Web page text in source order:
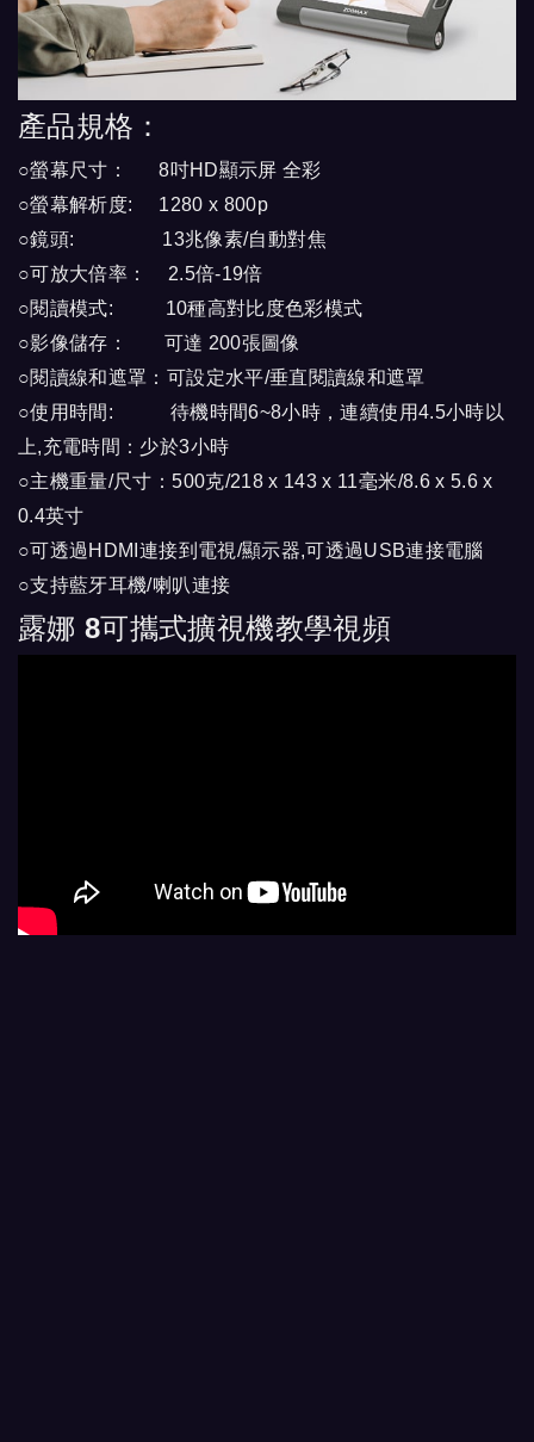
產品規格：
○螢幕尺寸： 8吋HD顯示屏 全彩
○螢幕解析度: 1280 x 800p
○鏡頭: 13兆像素/自動對焦
○可放大倍率： 2.5倍-19倍
○閱讀模式: 10種高對比度色彩模式
○影像儲存： 可達 200張圖像
○閱讀線和遮罩：可設定水平/垂直閱讀線和遮罩
○使用時間: 待機時間6~8小時，連續使用4.5小時以
上,充電時間：少於3小時
○主機重量/尺寸：500克/218 x 143 x 11毫米/8.6 x 5.6 x
0.4英寸
○可透過HDMI連接到電視/顯示器,可透過USB連接電腦
○支持藍牙耳機/喇叭連接
露娜 8可攜式擴視機教學視頻